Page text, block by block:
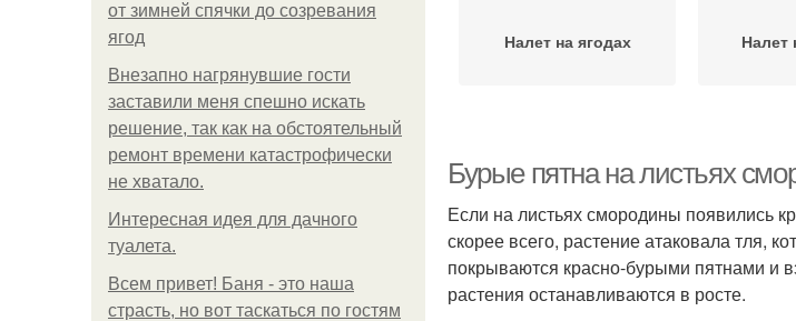
от зимней спячки до созревания
ягод
Внезапно нагрянувшие гости
заставили меня спешно искать
решение, так как на обстоятельный
ремонт времени катастрофически
не хватало.
Интересная идея для дачного
туалета.
Всем привет! Баня - это наша
страсть, но вот таскаться по гостям
Налет на ягодах Налет
Бурые пятна на листьях
Если на листьях смородины появились
скорее всего, растение атаковала тля,
покрываются красно-бурыми пятнами и
растения останавливаются в росте.